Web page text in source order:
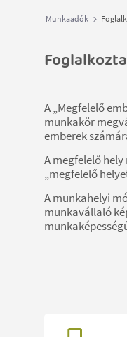
Munkaadók
A „Megfelelő
munkakör
emberek
A megfelelő
„megfelelő
A munkahelyi
munkavállaló